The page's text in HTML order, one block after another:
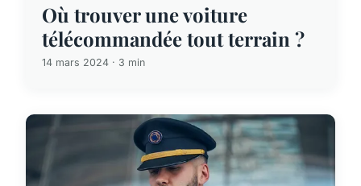
Où trouver une voiture
télécommandée tout terrain ?
14 mars 2024 · 3 min